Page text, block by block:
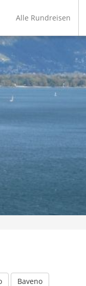
Alle Rundreisen
Baveno